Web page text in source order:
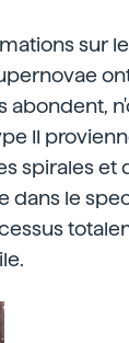
sur
abondent,
II
spirales
dans le